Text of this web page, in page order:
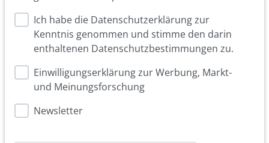
Ich habe die Datenschutzerklärung zur
Kenntnis genommen und stimme den darin
enthaltenen Datenschutzbestimmungen zu.
Einwilligungserklärung zur Werbung, Markt-
und Meinungsforschung
Newsletter